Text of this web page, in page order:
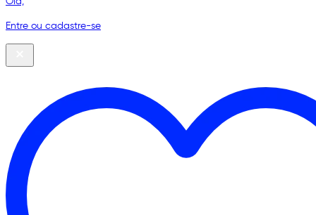
Entre ou cadastre-se